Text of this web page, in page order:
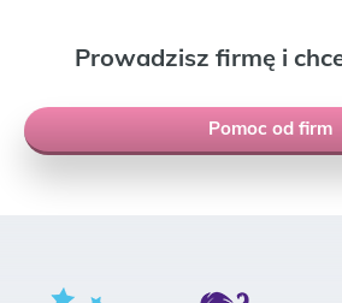
Prowadzisz firmę i
Pomoc od firm